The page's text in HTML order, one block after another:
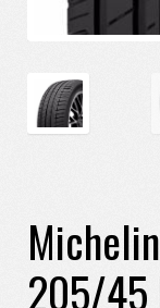
205/45